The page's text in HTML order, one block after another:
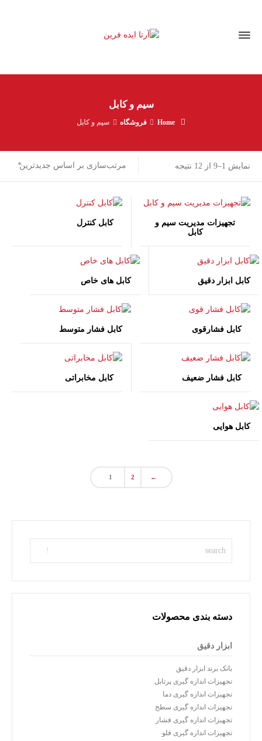
سیم و کابل
Home فروشگاه سیم و کابل
نمایش 1–9 از 12 نتیجه
اساس
جدیدترین
مرتب‌سازی بر اساس جدیدترین
تجهیزات مدیریت سیم و
کابل
کابل کنترل
کابل ابزار دقیق کابل های خاص
کابل فشارقوی کابل فشار متوسط
کابل فشار ضعیف کابل مخابراتی
کابل هوایی
1 2 ←
دسته بندی محصولات
ابزار دقیق
بانک برند ابزار دقیق
تجهیزات اندازه گیری پرتابل
تجهیزات اندازه گیری دما
تجهیزات اندازه گیری سطح
تجهیزات اندازه گیری فشار
تجهیزات اندازه گیری فلو